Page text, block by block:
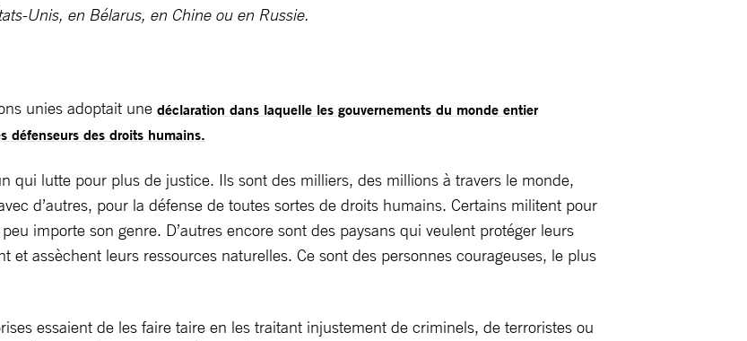
Unis, en Bélarus, en Chine ou en Russie.
unies adoptait une déclaration dans laquelle les gouvernements du monde entier
défenseurs des droits humains.
qui lutte pour plus de justice. Ils sont des milliers, des millions à travers le monde,
d’autres, pour la défense de toutes sortes de droits humains. Certains militent pour
importe son genre. D’autres encore sont des paysans qui veulent protéger leurs
et assèchent leurs ressources naturelles. Ce sont des personnes courageuses, le plus
essaient de les faire taire en les traitant injustement de criminels, de terroristes ou